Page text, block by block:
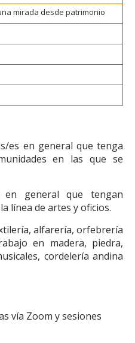
mirada desde patrimonio
es en general que tenga
en las que se
en general que tengan
línea de artes y oficios.
alfarería, orfebrería
en madera, piedra,
cordelería andina
vía Zoom y sesiones